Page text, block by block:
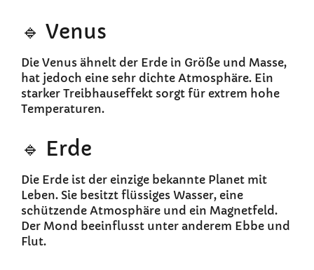
🔹 Venus
Die Venus ähnelt der Erde in Größe und Masse,
hat jedoch eine sehr dichte Atmosphäre. Ein
starker Treibhauseffekt sorgt für extrem hohe
Temperaturen.
🔹 Erde
Die Erde ist der einzige bekannte Planet mit
Leben. Sie besitzt flüssiges Wasser, eine
schützende Atmosphäre und ein Magnetfeld.
Der Mond beeinflusst unter anderem Ebbe und
Flut.